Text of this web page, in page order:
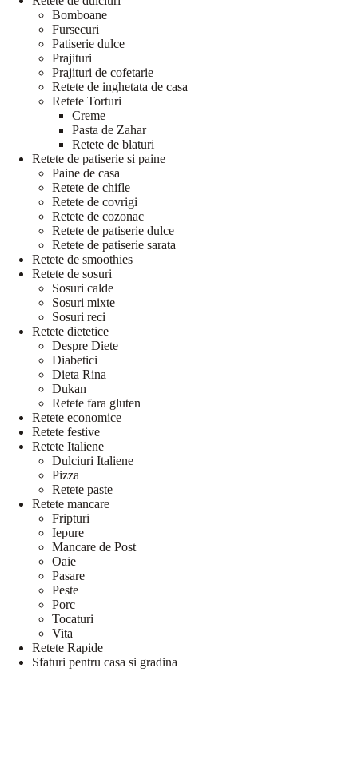
Bomboane
Fursecuri
Patiserie dulce
Prajituri
Prajituri de cofetarie
Retete de inghetata de casa
Retete Torturi
Creme
Pasta de Zahar
Retete de blaturi
Retete de patiserie si paine
Paine de casa
Retete de chifle
Retete de covrigi
Retete de cozonac
Retete de patiserie dulce
Retete de patiserie sarata
Retete de smoothies
Retete de sosuri
Sosuri calde
Sosuri mixte
Sosuri reci
Retete dietetice
Despre Diete
Diabetici
Dieta Rina
Dukan
Retete fara gluten
Retete economice
Retete festive
Retete Italiene
Dulciuri Italiene
Pizza
Retete paste
Retete mancare
Fripturi
Iepure
Mancare de Post
Oaie
Pasare
Peste
Porc
Tocaturi
Vita
Retete Rapide
Sfaturi pentru casa si gradina